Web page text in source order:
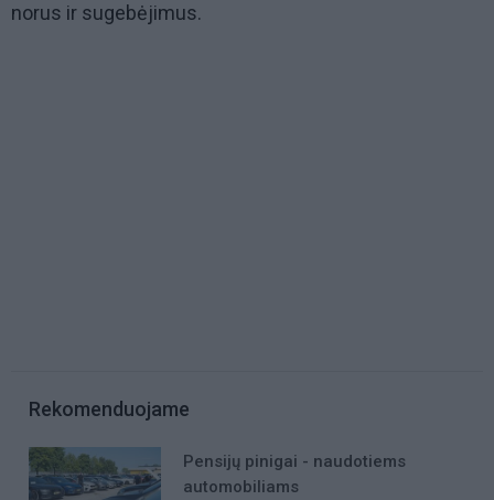
norus ir sugebėjimus.
Rekomenduojame
Pensijų pinigai - naudotiems
automobiliams